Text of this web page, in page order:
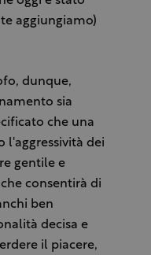
aggiungiamo)
dunque,
sia
che una
l'aggressività dei
gentile e
consentirà di
ben
decisa e
il piacere,